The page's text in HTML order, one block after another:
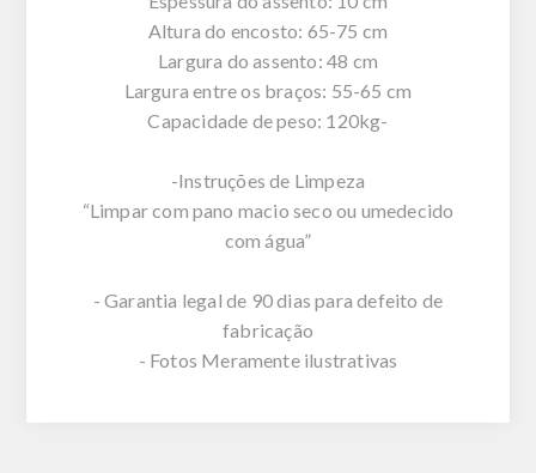
Altura do encosto: 65-75 cm
Largura do assento: 48 cm
Largura entre os braços: 55-65 cm
Capacidade de peso: 120kg-
-Instruções de Limpeza
“Limpar com pano macio seco ou umedecido
com água”
- Garantia legal de 90 dias para defeito de
fabricação
- Fotos Meramente ilustrativas